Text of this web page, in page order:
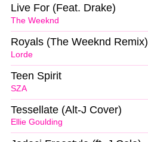
The Weeknd
Live For (Feat. Drake)
Lorde
Royals (The Weeknd Remix)
SZA
Teen Spirit
Ellie Goulding
Tessellate (Alt-J Cover)